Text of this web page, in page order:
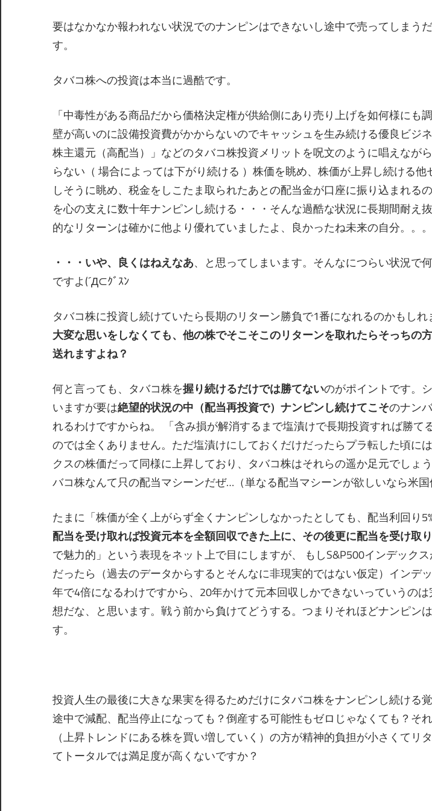
要はなかなか報われない状況でのナンピンはできないし途中で売ってしまう
す。
タバコ株への投資は本当に過酷です。
「中毒性がある商品だから価格決定権が供給側にあり売り上げを如何様にも
壁が高いのに設備投資費がかからないのでキャッシュを生み続ける優良ビジ
株主還元（高配当）」などのタバコ株投資メリットを呪文のように唱えなが
らない（ 場合によっては下がり続ける ）株価を眺め、株価が上昇し続ける他
しそうに眺め、税金をしこたま取られたあとの配当金が口座に振り込まれる
を心の支えに数十年ナンピンし続ける・・・そんな過酷な状況に長期間耐え
的なリターンは確かに他より優れていましたよ、良かったね未来の自分。。。
・・・いや、良くはねえなあ、と思ってしまいます。そんなにつらい状況で
ですよ(´Д⊂ｸﾞｽﾝ
タバコ株に投資し続けていたら長期のリターン勝負で1番になれるのかもしれ
大変な思いをしなくても、他の株でそこそこのリターンを取れたらそっちの
送れますよね？
何と言っても、タバコ株を握り続けるだけでは勝てないのがポイントです。
いますが要は絶望的状況の中（配当再投資で）ナンピンし続けてこそのナン
れるわけですからね。 「含み損が解消するまで塩漬けで長期投資すれば勝て
のでは全くありません。ただ塩漬けにしておくだけだったらプラ転した頃に
クスの株価だって同様に上昇しており、タバコ株はそれらの遥か足元でしょ
バコ株なんて只の配当マシーンだぜ…（単なる配当マシーンが欲しいなら米国
たまに「株価が全く上がらず全くナンピンしなかったとしても、配当利回り
配当を受け取れば投資元本を全額回収できた上に、その後更に配当を受け取
で魅力的」という表現をネット上で目にしますが、 もしS&P500インデック
だったら（過去のデータからするとそんなに非現実的ではない仮定）インデ
年で4倍になるわけですから、20年かけて元本回収しかできないっていうの
想だな、と思います。戦う前から負けてどうする。つまりそれほどナンピン
す。
投資人生の最後に大きな果実を得るためだけにタバコ株をナンピンし続ける
途中で減配、配当停止になっても？倒産する可能性もゼロじゃなくても？そ
（上昇トレンドにある株を買い増していく）の方が精神的負担が小さくてリ
てトータルでは満足度が高くないですか？